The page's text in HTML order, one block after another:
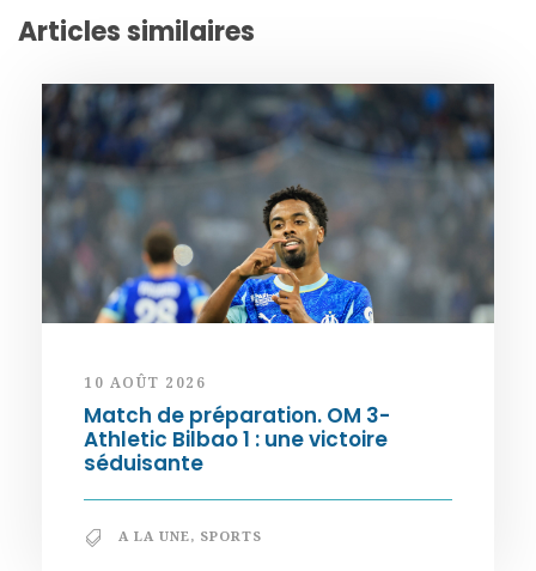
Articles similaires
10 AOÛT 2026
Match de préparation. OM 3-
Athletic Bilbao 1 : une victoire
séduisante
A LA UNE, SPORTS